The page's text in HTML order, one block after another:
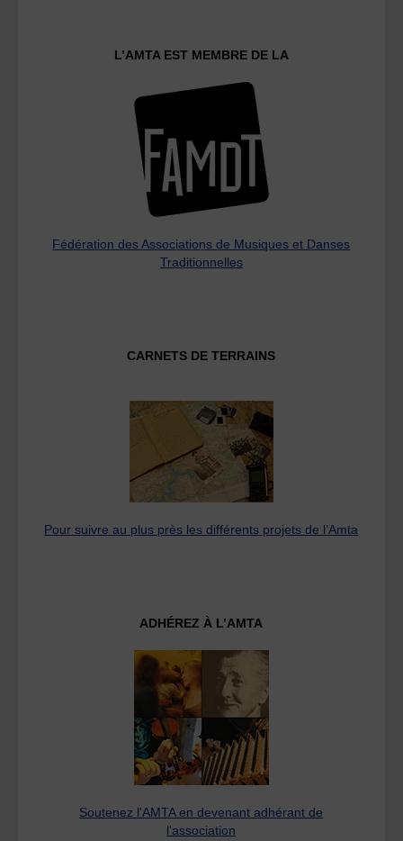
L’AMTA EST MEMBRE DE LA
Fédération des Associations de Musiques et Danses
Traditionnelles
CARNETS DE TERRAINS
Pour suivre au plus près les différents projets de l’Amta
ADHÉREZ À L’AMTA
Soutenez l'AMTA en devenant adhérant de
l'association